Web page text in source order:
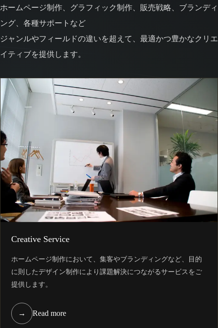
ホームページ制作、グラフィック制作、販売戦略、ブランディ
ング、各種サポートなど
ジャンルやフィールドの違いを超えて、最適かつ豊かなクリエ
イティブを提供します。
Creative Service
ホームページ制作において、集客やブランディングなど、目的
に則したデザイン制作により課題解決につながるサービスをご
提供します。
→ Read more